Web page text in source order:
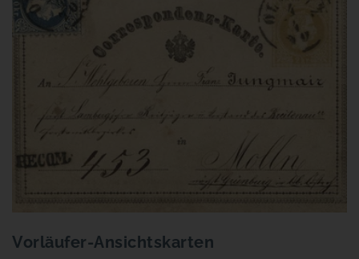
Vorläufer-Ansichtskarten